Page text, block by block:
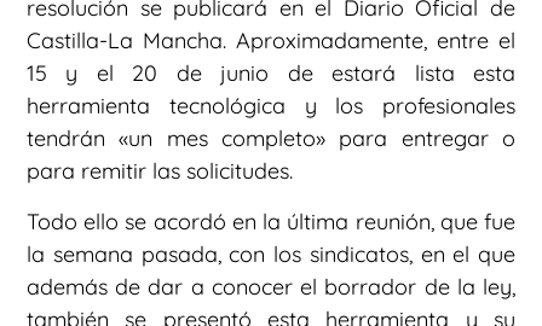
resolución se publicará en el Diario Oficial de
Castilla-La Mancha. Aproximadamente, entre el
15 y el 20 de junio de estará lista esta
herramienta tecnológica y los profesionales
tendrán «un mes completo» para entregar o
para remitir las solicitudes.
Todo ello se acordó en la última reunión, que fue
la semana pasada, con los sindicatos, en el que
además de dar a conocer el borrador de la ley,
también se presentó esta herramienta y su